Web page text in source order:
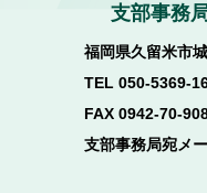
支部事務
福岡県久留米市
TEL 050-5369-
FAX 0942-70-
支部事務局宛メ